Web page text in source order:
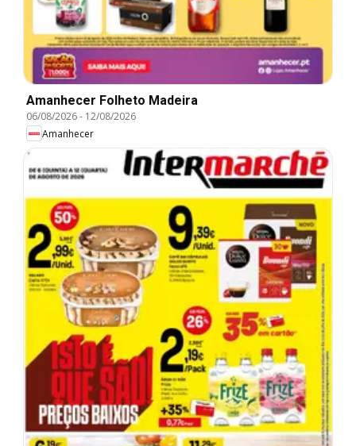
Amanhecer Folheto Madeira
06/08/2026- 12/08/2026
Amanhecer